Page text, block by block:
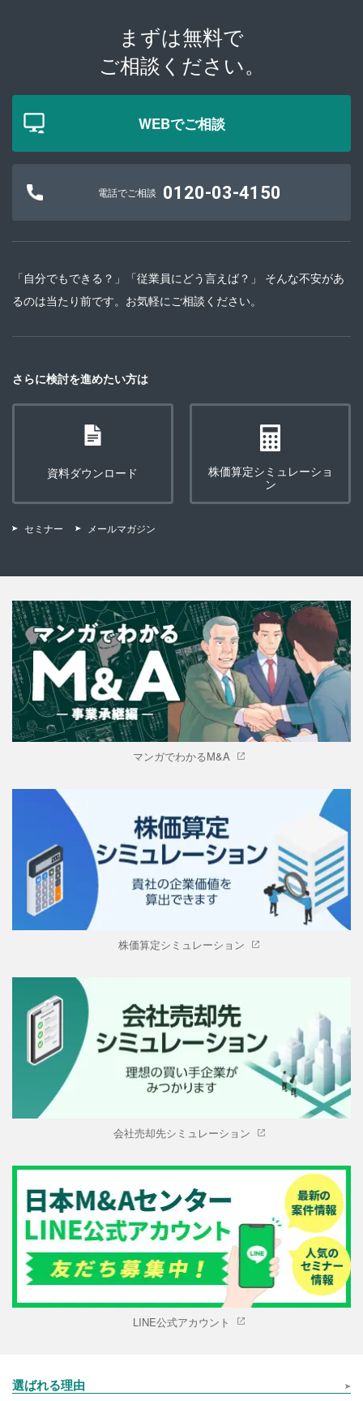
まずは無料で
ご相談ください。
WEBでご相談
電話でご相談 0120-03-4150
「自分でもできる？」「従業員にどう言えば？」 そんな不安があ
るのは当たり前です。お気軽にご相談ください。
さらに検討を進めたい方は
資料ダウンロード
株価算定シミュレーショ
ン
セミナー メールマガジン
マンガでわかるM&A
株価算定シミュレーション
会社売却先シミュレーション
LINE公式アカウント
選ばれる理由